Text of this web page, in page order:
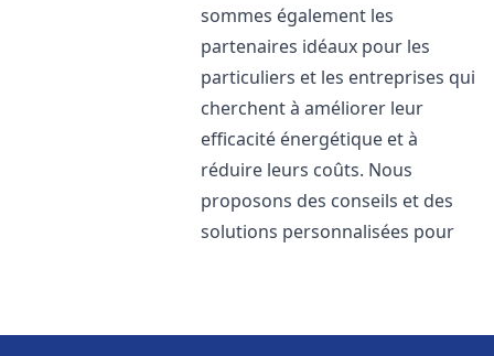
sommes également les
partenaires idéaux pour les
particuliers et les entreprises qui
cherchent à améliorer leur
efficacité énergétique et à
réduire leurs coûts. Nous
proposons des conseils et des
solutions personnalisées pour